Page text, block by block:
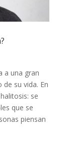
a una gran
su vida. En
se
que se
piensan